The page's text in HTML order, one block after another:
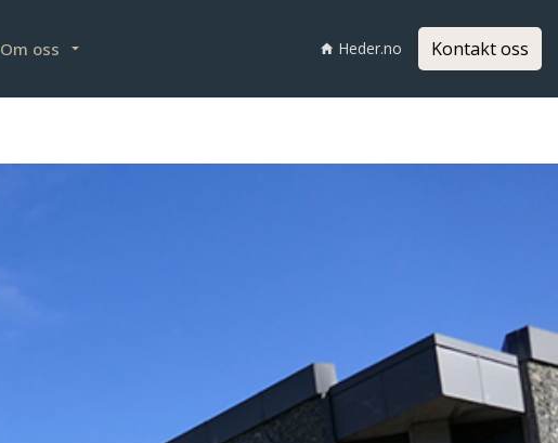
Om oss Heder.no Kontakt oss